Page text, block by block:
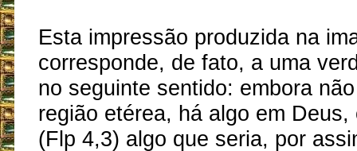
Esta impressão produzida na
corresponde, de fato, a uma
no seguinte sentido: embora
região etérea, há algo em
(Flp 4,3) algo que seria, por